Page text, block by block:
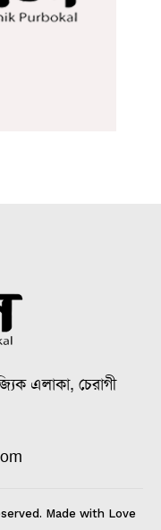
এলাকা, চেরাগী
Made with Love